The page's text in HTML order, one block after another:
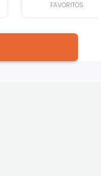
FAVORITOS